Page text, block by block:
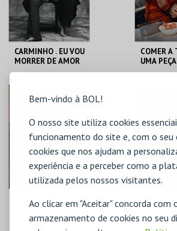
Bem-vindo à BOL!
O nosso site utiliza cookies
funcionamento do site e, com o seu
cookies que nos ajudam a
experiência e a perceber como a
utilizada pelos nossos visitantes.
Ao clicar em "Aceitar" concorda com
armazenamento de cookies no seu
COMPRAR
CARMINHO . EU VOU
MORRER DE AMOR
OU RESISTIR
CRIATIVIDADE
MAIS INFO
COMER A
UMA
TEATRO-
MAIS
DUAS CASAS .
IMAGINAR DO
GIGANTE
AS
AMARGAS
PETRA